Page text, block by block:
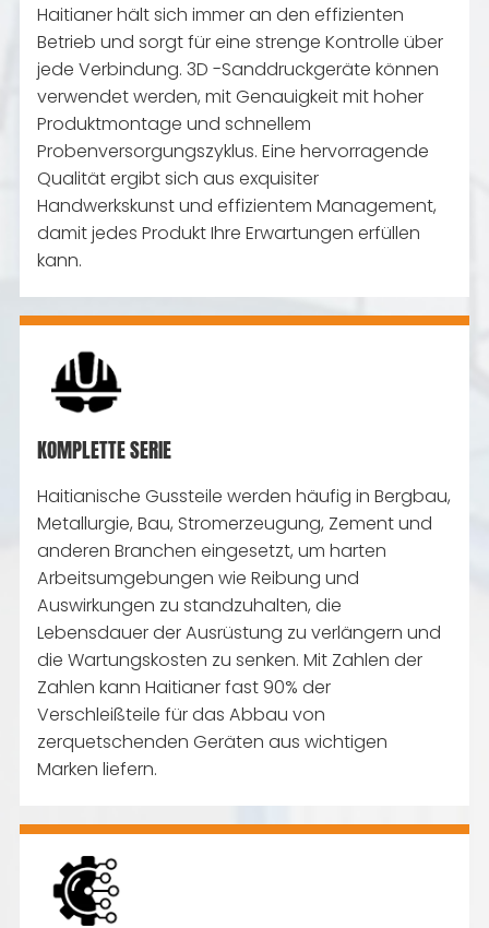
Haitianer hält sich immer an den effizienten
Betrieb und sorgt für eine strenge Kontrolle über
jede Verbindung. 3D -Sanddruckgeräte können
verwendet werden, mit Genauigkeit mit hoher
Produktmontage und schnellem
Probenversorgungszyklus. Eine hervorragende
Qualität ergibt sich aus exquisiter
Handwerkskunst und effizientem Management,
damit jedes Produkt Ihre Erwartungen erfüllen
kann.
KOMPLETTE SERIE
Haitianische Gussteile werden häufig in Bergbau,
Metallurgie, Bau, Stromerzeugung, Zement und
anderen Branchen eingesetzt, um harten
Arbeitsumgebungen wie Reibung und
Auswirkungen zu standzuhalten, die
Lebensdauer der Ausrüstung zu verlängern und
die Wartungskosten zu senken. Mit Zahlen der
Zahlen kann Haitianer fast 90% der
Verschleißteile für das Abbau von
zerquetschenden Geräten aus wichtigen
Marken liefern.